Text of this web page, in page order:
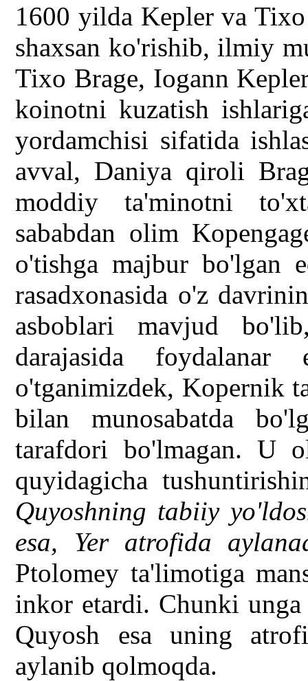
1600 yilda Kepler va
shaxsan ko'rishib, ilmiy
Tixo Brage, Iogann
koinotni kuzatish
yordamchisi sifatida
avval, Daniya qiroli
moddiy ta'minotni
sababdan olim
o'tishga majbur bo'lgan
rasadxonasida o'z
asboblari mavjud
darajasida
o'tganimizdek, Kopernik
bilan munosabatda
tarafdori bo'lmagan. U
quyidagicha
Quyoshning tabiiy
esa, Yer atrofida
Ptolomey ta'limotiga
inkor etardi. Chunki
Quyosh esa uning
aylanib qolmoqda.